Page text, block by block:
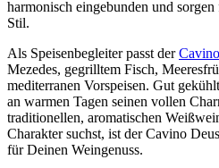
harmonisch eingebunden und
Stil.
Als Speisenbegleiter passt der
Mezedes, gegrilltem Fisch,
mediterranen Vorspeisen. Gut
an warmen Tagen seinen vollen
traditionellen, aromatischen
Charakter suchst, ist der Cavino
für Deinen Weingenuss.